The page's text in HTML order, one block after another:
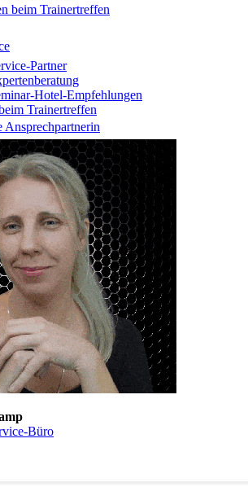
beim Trainertreffen
Partner
Hotel-Empfehlungen
Trainertreffen
Ansprechpartnerin
Büro